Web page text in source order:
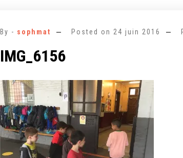
By - sophmat Posted on 24 juin 2016
IMG_6156